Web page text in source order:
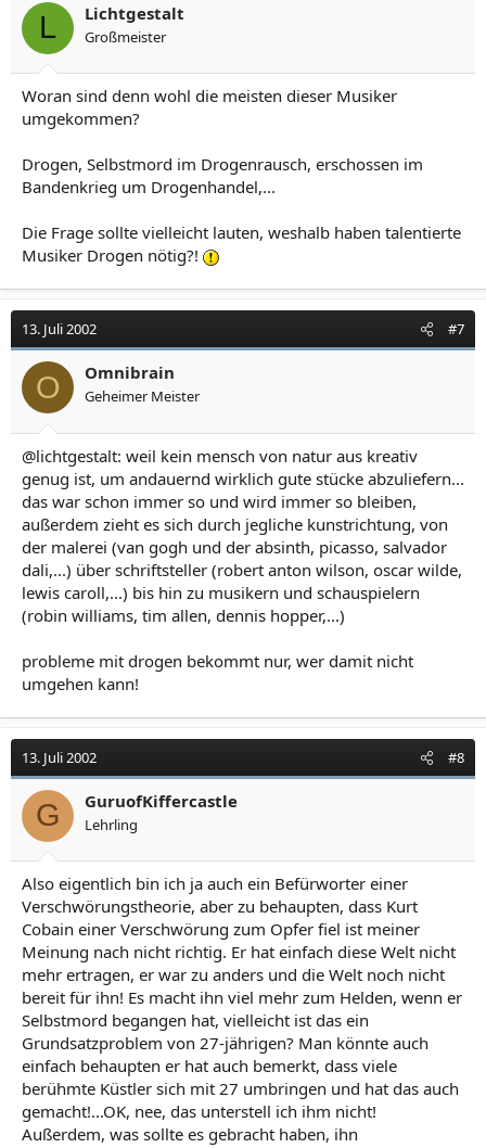
L Lichtgestalt
Großmeister
Woran sind denn wohl die meisten dieser Musiker
umgekommen?
Drogen, Selbstmord im Drogenrausch, erschossen im
Bandenkrieg um Drogenhandel,...
Die Frage sollte vielleicht lauten, weshalb haben talentierte
Musiker Drogen nötig?!
13. Juli 2002 #7
O Omnibrain
Geheimer Meister
@lichtgestalt: weil kein mensch von natur aus kreativ
genug ist, um andauernd wirklich gute stücke abzuliefern...
das war schon immer so und wird immer so bleiben,
außerdem zieht es sich durch jegliche kunstrichtung, von
der malerei (van gogh und der absinth, picasso, salvador
dali,...) über schriftsteller (robert anton wilson, oscar wilde,
lewis caroll,...) bis hin zu musikern und schauspielern
(robin williams, tim allen, dennis hopper,...)
probleme mit drogen bekommt nur, wer damit nicht
umgehen kann!
13. Juli 2002 #8
G GuruofKiffercastle
Lehrling
Also eigentlich bin ich ja auch ein Befürworter einer
Verschwörungstheorie, aber zu behaupten, dass Kurt
Cobain einer Verschwörung zum Opfer fiel ist meiner
Meinung nach nicht richtig. Er hat einfach diese Welt nicht
mehr ertragen, er war zu anders und die Welt noch nicht
bereit für ihn! Es macht ihn viel mehr zum Helden, wenn er
Selbstmord begangen hat, vielleicht ist das ein
Grundsatzproblem von 27-jährigen? Man könnte auch
einfach behaupten er hat auch bemerkt, dass viele
berühmte Küstler sich mit 27 umbringen und hat das auch
gemacht!...OK, nee, das unterstell ich ihm nicht!
Außerdem, was sollte es gebracht haben, ihn